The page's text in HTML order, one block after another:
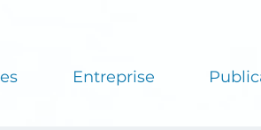
Entreprise